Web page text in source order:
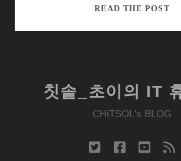
READ THE POST데
리
는
북,
칫솔_초이의 IT
CHiTSOL's BLOG
twitterfacebook